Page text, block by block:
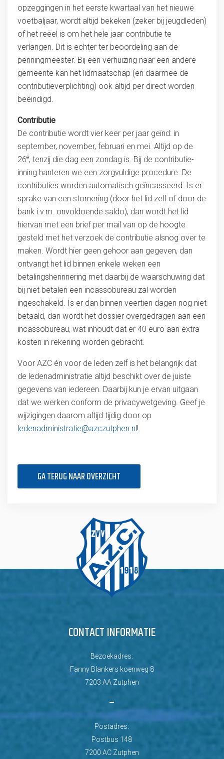
opzeggingen in het eerste kwartaal van het nieuwe
voetbaljaar, wordt altijd bekeken (zeker bij jeugdleden)
of het reëel is om het hele jaar contributie te
verlangen. Dit is echter ter beoordeling aan de
penningmeester. Bij een verhuizing naar een andere
gemeente kan het lidmaatschap (en daarmee de
contributieverplichting) ook altijd per direct worden
beëindigd.
Contributie
De contributie wordt vier keer per jaar geïnd: in
september, november, februari en mei. Altijd op de
26e, tenzij die dag een zondag is. Bij de contributie-
inning hanteren we een zorgvuldige procedure. De
contributies worden automatisch geïncasseerd. Is er
sprake van een stornering (door het lid zelf of door de
bank i.v.m. onvoldoende saldo), dan wordt het lid
hiervan met een brief per mail van op de hoogte
gesteld met het verzoek de contributie alsnog over te
maken. Wordt hier geen gehoor aan gegeven, dan
ontvangt het lid binnen enkele weken een
betalingsherinnering met daarbij de waarschuwing dat
bij niet betalen een incassobureau zal worden
ingeschakeld. Is er dan binnen veertien dagen nog niet
betaald, dan wordt het dossier overgedragen aan een
incassobureau, wat inhoudt dat er 40 euro aan extra
kosten in rekening worden gebracht.
Voor AZC én voor de leden zelf is het belangrijk dat
de ledenadministratie altijd beschikt over de juiste
gegevens van iedereen. Daarbij kun je ervan uitgaan
dat we werken conform de privacywetgeving. Geef je
wijzigingen daarom altijd tijdig door op
ledenadministratie@azczutphen.nl!
GA TERUG NAAR OVERZICHT
CONTACT INFORMATIE
Bezoekadres:
Fanny Blankers koenweg 8
7203 AA Zutphen
–
Postadres:
Postbus 148
7200 AC Zutphen